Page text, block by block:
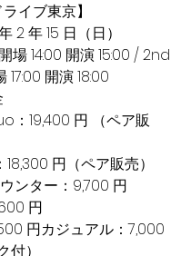
イブ東京】
2 年 15 ⽇（⽇）
場 14:00 開演 15:00 / 2nd
17:00 開演 18:00
：19,400 円 （ペア販
円（ペア販売）
ンター：9,700 円
円
円カジュアル：7,000
付）